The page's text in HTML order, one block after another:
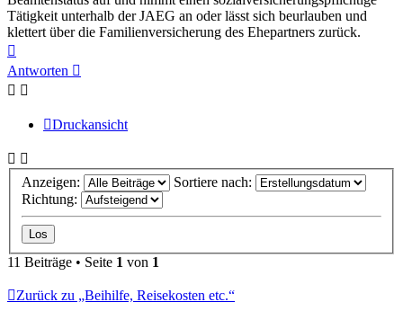
Tätigkeit unterhalb der JAEG an oder lässt sich beurlauben und
klettert über die Familienversicherung des Ehepartners zurück.
oben
Antworten
Druckansicht
Anzeigen:
Sortiere nach:
Richtung:
11 Beiträge • Seite 1 von 1
Zurück zu „Beihilfe, Reisekosten etc.“